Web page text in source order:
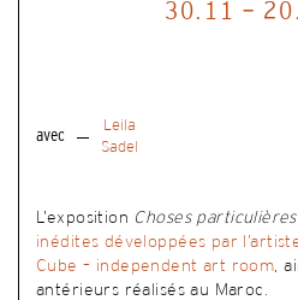
30.11 -
avec
Leila
Sadel
L’exposition Choses particulières
inédites développées par
Cube – independent art room,
antérieurs réalisés au Maroc.